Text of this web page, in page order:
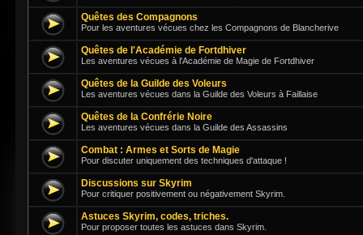
Quêtes des Compagnons
Pour les aventures vécues chez les Compagnons de Blancherive
Quêtes de l'Académie de Fortdhiver
Les aventures vécues à l'Académie de Magie de Fortdhiver
Quêtes de la Guilde des Voleurs
Les aventures vécues dans la Guilde des Voleurs à Faillaise
Quêtes de la Confrérie Noire
Les aventures vécues dans la Guilde des Assassins
Combat : Armes et Sorts de Magie
Pour discuter uniquement des techniques d'attaque !
Discussions sur Skyrim
Pour critiquer positivement ou négativement Skyrim.
Astuces Skyrim, codes, triches.
Pour proposer toutes les astuces dans Skyrim.